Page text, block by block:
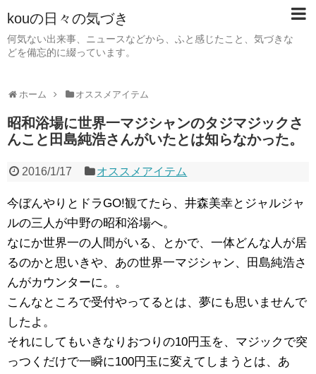
kouの日々の気づき
何気ない出来事、ニュースなどから、ふと感じたこと、気づきな
どを備忘的に綴っています。
ホーム オススメアイテム
昭和浴場に世界一マジシャンのタジマジックさ
んこと田島純浩さんがいたとは知らなかった。
2016/1/17 オススメアイテム
今ぼんやりとドラGO!観てたら、井森美幸とジャルジャ
ルの三人が中野の昭和浴場へ。
なにか世界一の人間がいる、とかで、一体どんな人が居
るのかと思いきや、あの世界一マジシャン、田島純浩さ
んがカウンターに。。
こんなところで受付やってるとは、夢にも思いませんで
したよ。
それにしてもいきなりおつりの10円玉を、マジックで突
っつくだけで一瞬に100円玉に変えてしまうとは、あ